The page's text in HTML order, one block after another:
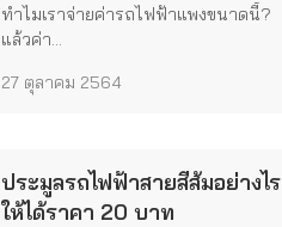
ทำไมเราจ่ายค่ารถไฟฟ้าแพงขนาดนี้?
แล้วค่า...
27 ตุลาคม 2564
ประมูลรถไฟฟ้าสายสีส้มอย่างไร
ให้ได้ราคา 20 บาท